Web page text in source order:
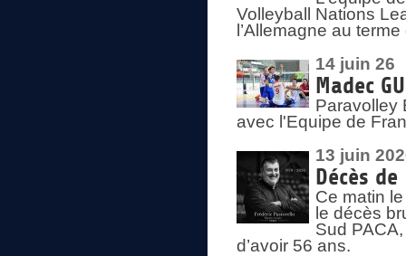
Volleyball Nations
l’Allemagne au
14 juin 26
Madec
Paravolley
avec l'Equipe de
13 juin
Décès de
Ce matin
le décès
Sud
d’avoir 56 ans.